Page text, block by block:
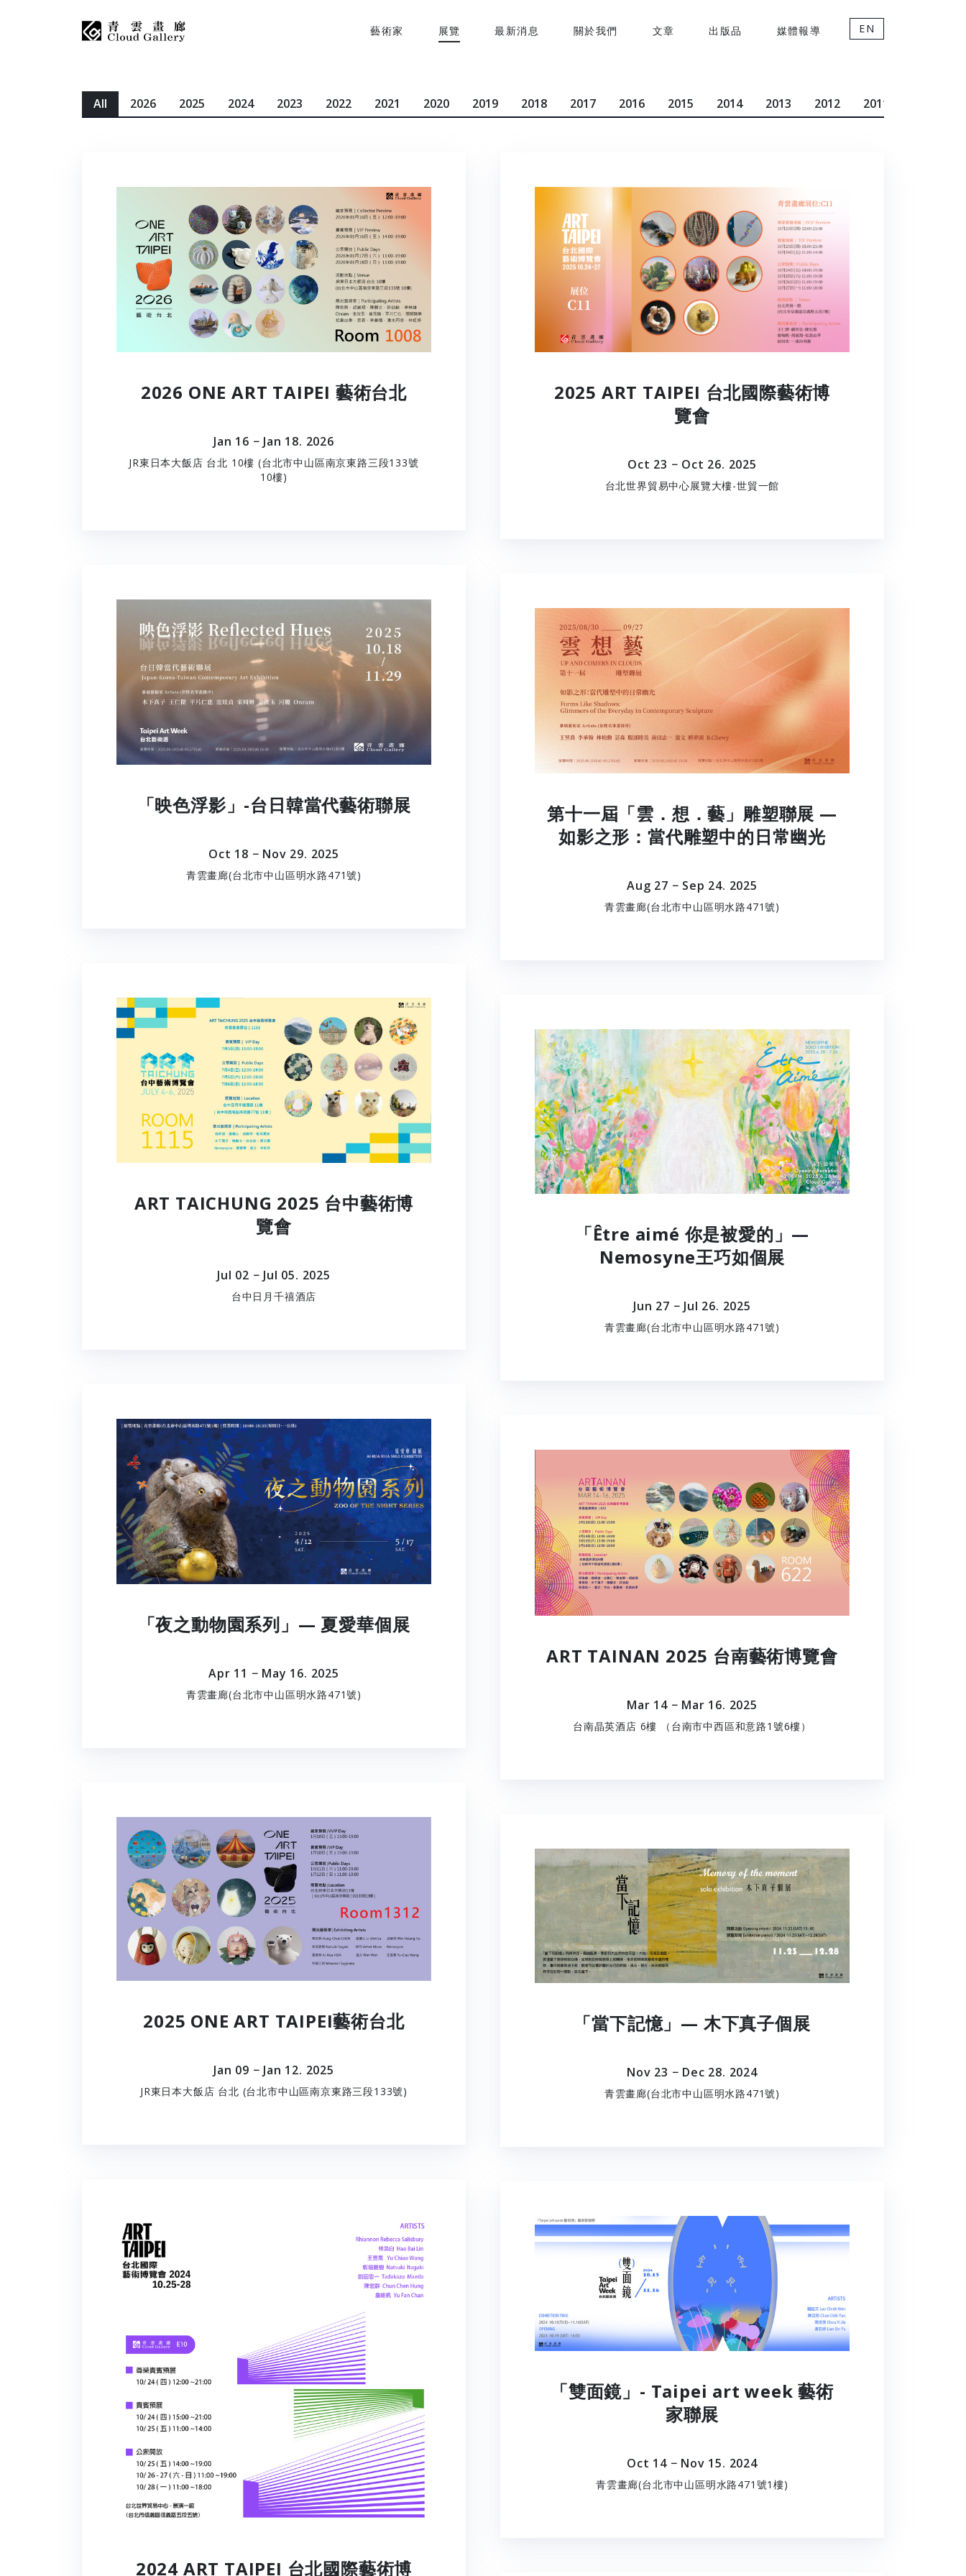
藝術家 展覽 最新消息 關於我們 文章 出版品 媒體報導 EN
All 2026 2025 2024 2023 2022 2021 2020 2019 2018 2017 2016 2015 2014 2013 2012 2011
2026 ONE ART TAIPEI 藝術台北
Jan 16 − Jan 18. 2026
JR東日本大飯店 台北 10樓 (台北市中山區南京東路三段133號
10樓)
2025 ART TAIPEI 台北國際藝術博
覽會
Oct 23 − Oct 26. 2025
台北世界貿易中心展覽大樓-世貿一館
「映色浮影」-台日韓當代藝術聯展
Oct 18 − Nov 29. 2025
青雲畫廊(台北市中山區明水路471號)
第十一屆「雲．想．藝」雕塑聯展 —
如影之形：當代雕塑中的日常幽光
Aug 27 − Sep 24. 2025
青雲畫廊(台北市中山區明水路471號)
ART TAICHUNG 2025 台中藝術博
覽會
Jul 02 − Jul 05. 2025
台中日月千禧酒店
「Être aimé 你是被愛的」—
Nemosyne王巧如個展
Jun 27 − Jul 26. 2025
青雲畫廊(台北市中山區明水路471號)
「夜之動物園系列」— 夏愛華個展
Apr 11 − May 16. 2025
青雲畫廊(台北市中山區明水路471號)
ART TAINAN 2025 台南藝術博覽會
Mar 14 − Mar 16. 2025
台南晶英酒店 6樓 （台南市中西區和意路1號6樓）
2025 ONE ART TAIPEI藝術台北
Jan 09 − Jan 12. 2025
JR東日本大飯店 台北 (台北市中山區南京東路三段133號)
「當下記憶」— 木下真子個展
Nov 23 − Dec 28. 2024
青雲畫廊(台北市中山區明水路471號)
2024 ART TAIPEI 台北國際藝術博
「雙面鏡」- Taipei art week 藝術
家聯展
Oct 14 − Nov 15. 2024
青雲畫廊(台北市中山區明水路471號1樓)